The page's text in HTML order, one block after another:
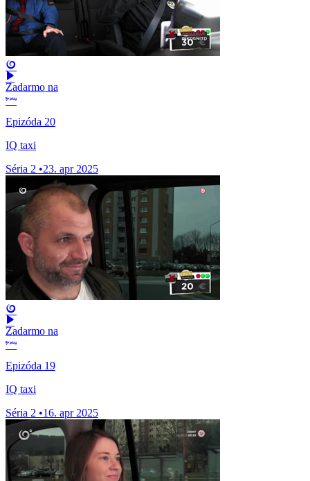
Zadarmo na
Epizóda 20
IQ taxi
Séria 2 •23. apr 2025
Zadarmo na
Epizóda 19
IQ taxi
Séria 2 •16. apr 2025